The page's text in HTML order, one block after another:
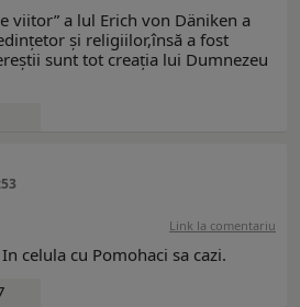
viitor” a lul Erich von Däniken a
și religiilor,însă a fost
sunt tot creația lui Dumnezeu
Link la comentariu
celula cu Pomohaci sa cazi.